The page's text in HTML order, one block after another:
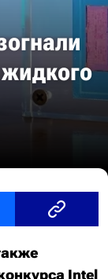
Intel